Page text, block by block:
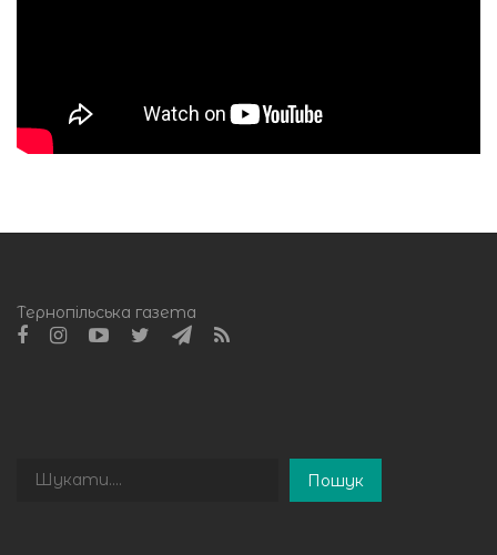
Тернопільська газета
Пошук
Пошук